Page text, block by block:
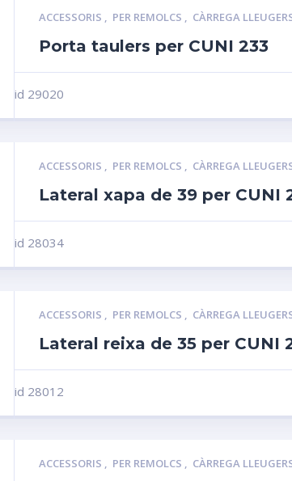
ACCESSORIS , PER REMOLCS , CÀRREGA
Porta taulers per CUNI 233
id 29020
ACCESSORIS , PER REMOLCS , CÀRREGA
Lateral xapa de 39 per CUNI
id 28034
ACCESSORIS , PER REMOLCS , CÀRREGA
Lateral reixa de 35 per CUNI
id 28012
ACCESSORIS , PER REMOLCS , CÀRREGA